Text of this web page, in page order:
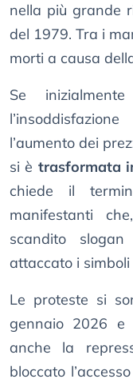
nella più grande
del 1979. Tra i
morti a causa
Se
l’aumento dei
si è trasformata
chiede il
manifestanti
scandito
attaccato i simboli
Le proteste si
gennaio 2026 e
anche la
bloccato